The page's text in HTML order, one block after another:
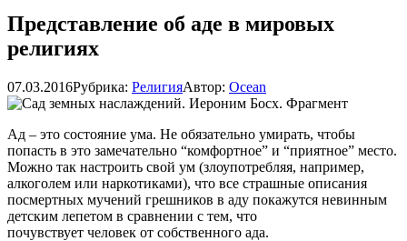
Представление об аде в мировых
религиях
07.03.2016Рубрика: РелигияАвтор: Ocean
Ад – это состояние ума. Не обязательно умирать, чтобы
попасть в это замечательно “комфортное” и “приятное” место.
Можно так настроить свой ум (злоупотребляя, например,
алкоголем или наркотиками), что все страшные описания
посмертных мучений грешников в аду покажутся невинным
детским лепетом в сравнении с тем, что
почувствует человек от собственного ада.